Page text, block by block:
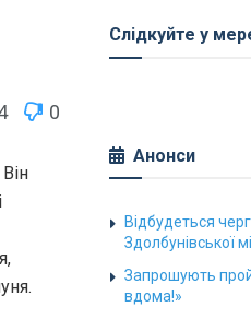
0
Він
Слідкуйте у
Анонси
Відбудеться
Здолбунівської
Запрошують
вдома!»